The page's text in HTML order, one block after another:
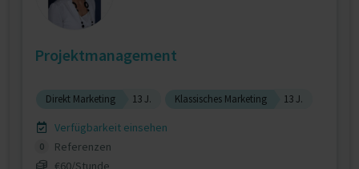
Projektmanagement
Direkt Marketing 13 J. Klassisches Marketing 13 J.
Verfügbarkeit einsehen
0
Referenzen
€60/Stunde